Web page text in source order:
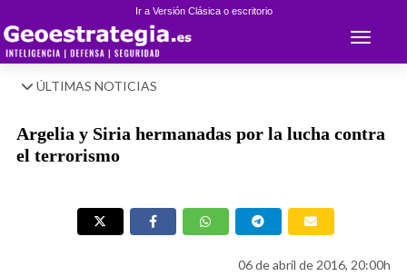
Ir a Versión Clásica o escritorio
Toggle
ÚLTIMAS NOTICIAS
Argelia y Siria hermanadas por la lucha contra
el terrorismo
06 de abril de 2016, 20:00h